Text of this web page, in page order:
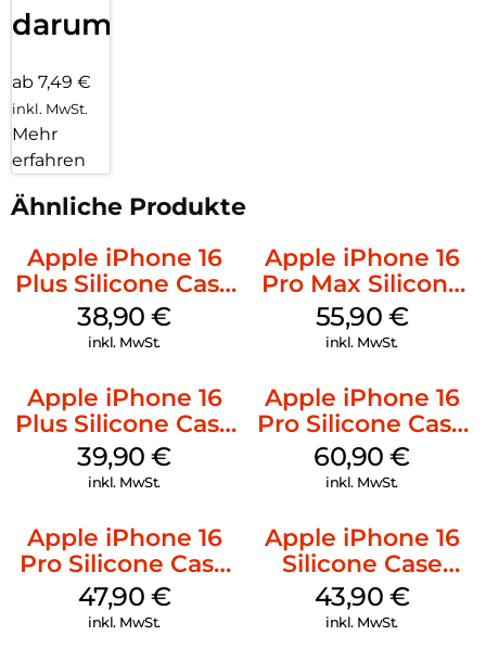
darum!
ab 7,49 €
inkl. MwSt.
Mehr
erfahren
Ähnliche Produkte
Apple iPhone 16
Plus Silicone Case
MagSafe Denim
38,90€
inkl. MwSt.
Apple iPhone 16
Pro Max Silicone
Case MagSafe
Stone Gray
55,90 €
inkl. MwSt.
Apple iPhone 16
Plus Silicone Case
MagSafe Plum
39,90€
inkl. MwSt.
Apple iPhone 16
Pro Silicone Case
MagSafe Stone
Gray
60,90€
inkl. MwSt.
Apple iPhone 16
Pro Silicone Case
MagSafe Denim
47,90 €
inkl. MwSt.
Apple iPhone 16
Silicone Case
MagSafe Plum
43,90 €
inkl. MwSt.